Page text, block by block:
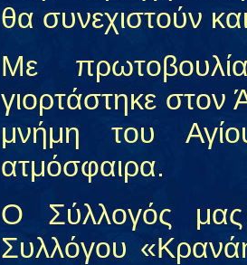
θα συνεχιστούν
Με
γιορτάστηκε
μνήμη του
ατμόσφαιρα.
Ο Σύλλογός μας
Συλλόγου